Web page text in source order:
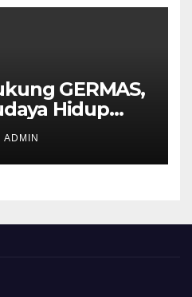
GERMAS,
Hidup
Pabelan
ADMIN